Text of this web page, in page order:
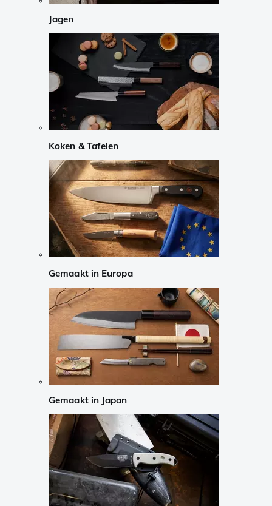
Jagen
Koken & Tafelen
Gemaakt in Europa
Gemaakt in Japan